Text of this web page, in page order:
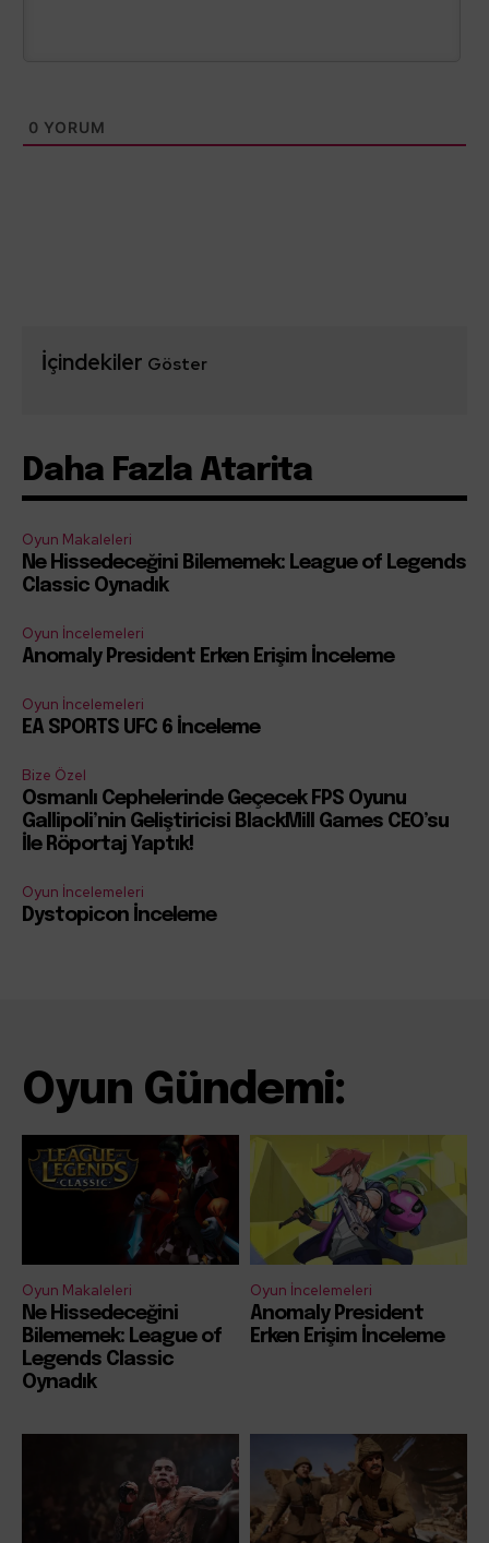
0 YORUM
İçindekiler Göster
Daha Fazla Atarita
Oyun Makaleleri
Ne Hissedeceğini Bilememek: League of Legends
Classic Oynadık
Oyun İncelemeleri
Anomaly President Erken Erişim İnceleme
Oyun İncelemeleri
EA SPORTS UFC 6 İnceleme
Bize Özel
Osmanlı Cephelerinde Geçecek FPS Oyunu
Gallipoli’nin Geliştiricisi BlackMill Games CEO’su
İle Röportaj Yaptık!
Oyun İncelemeleri
Dystopicon İnceleme
Oyun Gündemi:
Oyun Makaleleri
Ne Hissedeceğini
Bilememek: League of
Legends Classic
Oynadık
Oyun İncelemeleri
Anomaly President
Erken Erişim İnceleme